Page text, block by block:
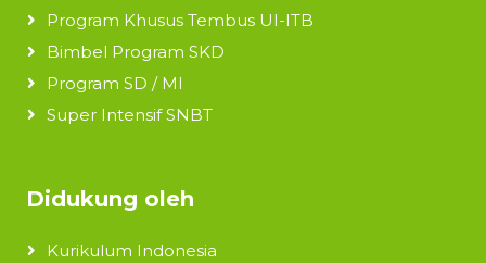
Program Khusus Tembus UI-ITB
Bimbel Program SKD
Program SD / MI
Super Intensif SNBT
Didukung oleh
Kurikulum Indonesia